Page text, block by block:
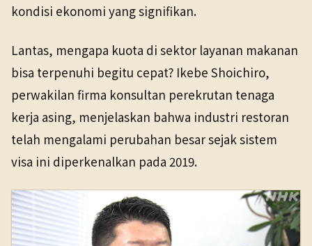
kondisi ekonomi yang signifikan.
Lantas, mengapa kuota di sektor layanan makanan
bisa terpenuhi begitu cepat? Ikebe Shoichiro,
perwakilan firma konsultan perekrutan tenaga
kerja asing, menjelaskan bahwa industri restoran
telah mengalami perubahan besar sejak sistem
visa ini diperkenalkan pada 2019.